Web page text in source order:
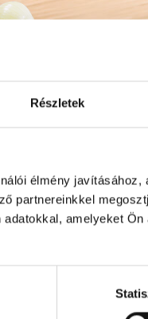
Részletek
élmény
partnereinkkel
amelyeket
Adagonként
Energia